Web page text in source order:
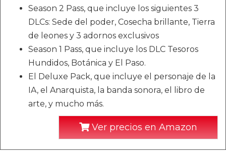
Season 2 Pass, que incluye los siguientes 3
DLCs: Sede del poder, Cosecha brillante, Tierra
de leones y 3 adornos exclusivos
Season 1 Pass, que incluye los DLC Tesoros
Hundidos, Botánica y El Paso.
El Deluxe Pack, que incluye el personaje de la
IA, el Anarquista, la banda sonora, el libro de
arte, y mucho más.
Ver precios en Amazon